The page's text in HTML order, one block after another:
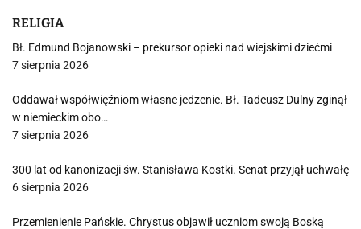
RELIGIA
Bł. Edmund Bojanowski – prekursor opieki nad wiejskimi dziećmi
7 sierpnia 2026
Oddawał współwięźniom własne jedzenie. Bł. Tadeusz Dulny zginął
w niemieckim obo…
7 sierpnia 2026
300 lat od kanonizacji św. Stanisława Kostki. Senat przyjął uchwałę
6 sierpnia 2026
Przemienienie Pańskie. Chrystus objawił uczniom swoją Boską